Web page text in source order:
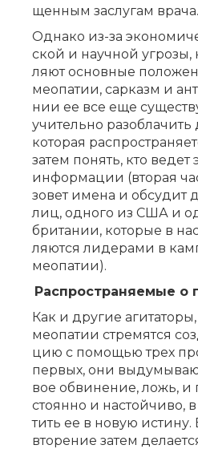
щен­ным за­слу­гам вра­ча.
Од­на­ко из-за
ской и на­уч­ной
ля­ют ос­нов­ные
мео­па­тии, сар­казм и
нии ее все еще
учи­тель­но
ко­то­рая
за­тем по­нять, кто
ин­фор­ма­ции (вто­рая
зо­вет име­на и об­су­дит
лиц, од­но­го из США и
бри­та­нии, ко­то­рые в
ля­ют­ся ли­де­ра­ми в
мео­па­тии).
Рас­про­стра­ня­е­мые о
Как и дру­гие
мео­па­тии стре­мят­ся
цию с по­мо­щью трех
пер­вых, они
вое об­ви­не­ние, ложь, и
сто­ян­но и на­стой­чи­во,
тить ее в но­вую
вто­ре­ние за­тем